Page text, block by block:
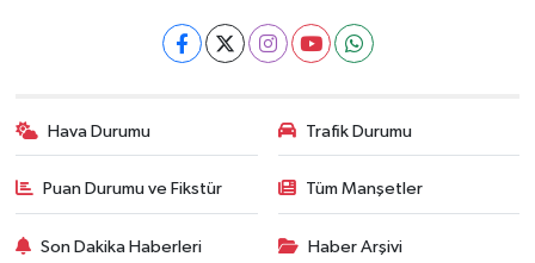
Hava Durumu Trafik Durumu
Puan Durumu ve Fikstür Tüm Manşetler
Son Dakika Haberleri Haber Arşivi